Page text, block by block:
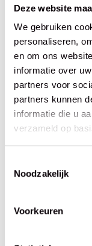
Deze website
We gebruiken
personaliseren,
en om ons
informatie over
partners voor
partners kunnen
informatie die u
verzameld op
Noodzakelijk
Voorkeuren
Softy Mega - Alize -
Cream
€4,50